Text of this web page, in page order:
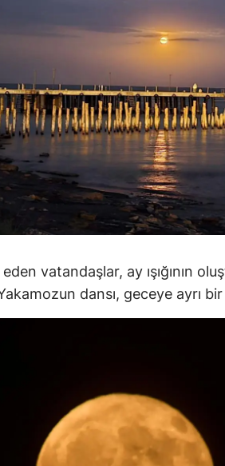
Kırklareli
Kırşehir
Kocaeli
Konya
Kütahya
Malatya
Manisa
Kahramanmaraş
Muş
Nevşehir
vatandaşlar, ay ışığının
dansı, geceye ayrı